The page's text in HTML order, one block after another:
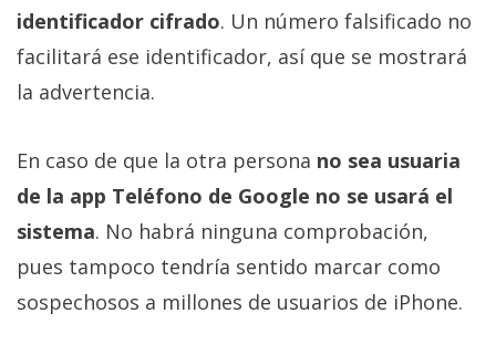
identificador cifrado. Un número falsificado no
facilitará ese identificador, así que se mostrará
la advertencia.
En caso de que la otra persona no sea usuaria
de la app Teléfono de Google no se usará el
sistema. No habrá ninguna comprobación,
pues tampoco tendría sentido marcar como
sospechosos a millones de usuarios de iPhone.